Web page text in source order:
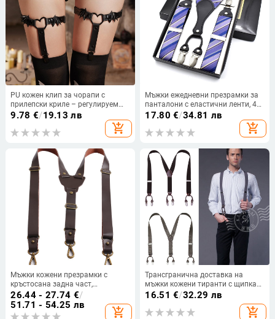
PU кожен клип за чорапи с
прилепски криле – регулируем
дължина, 2 клипа, силна
9.78 €/19.13 лв
add_shopping_cart
Мъжки ежедневни презрамки за
панталони с еластични ленти, 4
клипа, кръстосан гръб,
регулируема дължина, полиестер
+ гумирана лента
17.80 €/34.81 лв
add_shopping_cart
Мъжки кожени презрамки с
кръстосана задна част,
британски стил, ширина 2,5 см,
три клипа, регулируема дължина
26.44 - 27.74 €/
51.71 - 54.25 лв
add_shopping_cart
Трансгранична доставка на
мъжки кожени тиранти с щипка
за презрамка, здрави, за
възрастни, Y-образни, за бизнес
костюми, британски тиранти с
16.51 €/32.29 лв
add_shopping_cart